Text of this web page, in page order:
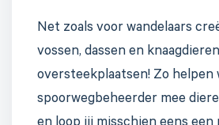
Net zoals voor wandelaars
vossen, dassen en
oversteekplaatsen! Zo helpen
spoorwegbeheerder mee